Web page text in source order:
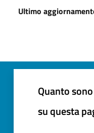
Ultimo
Quanto
su questa